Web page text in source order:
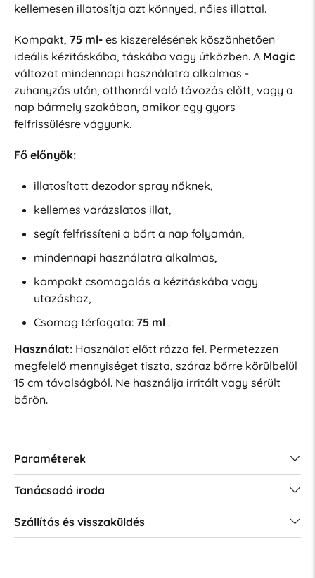
kellemesen illatosítja azt könnyed, nőies illattal.
Kompakt, 75 ml-es kiszerelésének köszönhetően
ideális kézitáskába, táskába vagy útközben. A Magic
változat mindennapi használatra alkalmas -
zuhanyzás után, otthonról való távozás előtt, vagy a
nap bármely szakában, amikor egy gyors
felfrissülésre vágyunk.
Fő előnyök:
illatosított dezodor spray nőknek,
kellemes varázslatos illat,
segít felfrissíteni a bőrt a nap folyamán,
mindennapi használatra alkalmas,
kompakt csomagolás a kézitáskába vagy
utazáshoz,
Csomag térfogata: 75 ml.
Használat:Használat előtt rázza fel. Permetezzen
megfelelő mennyiséget tiszta, száraz bőrre körülbelül
15 cm távolságból. Ne használja irritált vagy sérült
bőrön.
Paraméterek
Tanácsadó iroda
Szállítás és visszaküldés